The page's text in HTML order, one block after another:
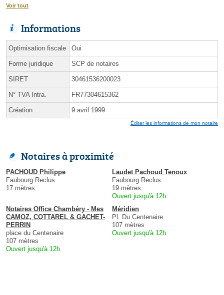
Voir tout
Informations
Optimisation fiscale Oui
Forme juridique SCP de notaires
SIRET 30461536200023
N° TVA Intra. FR77304615362
Création 9 avril 1999
Éditer les informations de mon notaire
Notaires à proximité
PACHOUD Philippe
Faubourg Reclus
17 mètres
Laudet Pachoud Tenoux
Faubourg Reclus
19 mètres
Ouvert jusqu'à 12h
Notaires Office Chambéry - Mes
CAMOZ, COTTAREL & GACHET-
PERRIN
place du Centenaire
107 mètres
Ouvert jusqu'à 12h
Méridien
Pl. Du Centenaire
107 mètres
Ouvert jusqu'à 12h